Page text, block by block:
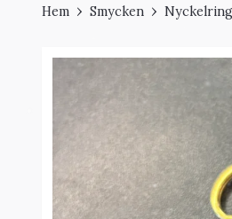
Hem Smycken